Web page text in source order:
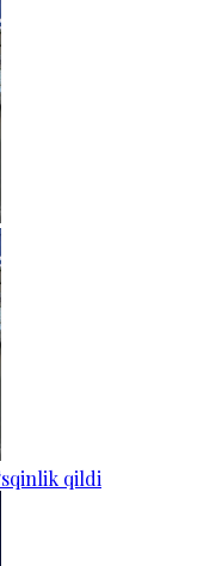
qildi